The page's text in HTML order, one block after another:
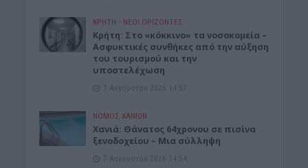
ΚΡΗΤΗ • ΝΕΟΙ ΟΡΙΖΟΝΤΕΣ
Κρήτη: Στο «κόκκινο» τα νοσοκομεία –
Ασφυκτικές συνθήκες από την αύξηση
του τουρισμού και την
υποστελέχωση
7 Αυγούστου 2026 14:57
ΝΟΜΌΣ ΧΑΝΊΩΝ
Χανιά: Θάνατος 64χρονου σε πισίνα
ξενοδοχείου – Μια σύλληψη
7 Αυγούστου 2026 14:54